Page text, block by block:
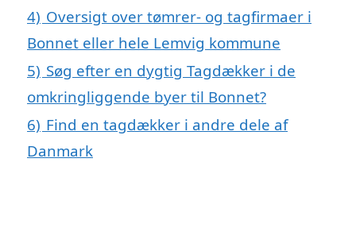
4) Oversigt over tømrer- og tagfirmaer i
Bonnet eller hele Lemvig kommune
5) Søg efter en dygtig Tagdækker i de
omkringliggende byer til Bonnet?
6) Find en tagdækker i andre dele af
Danmark